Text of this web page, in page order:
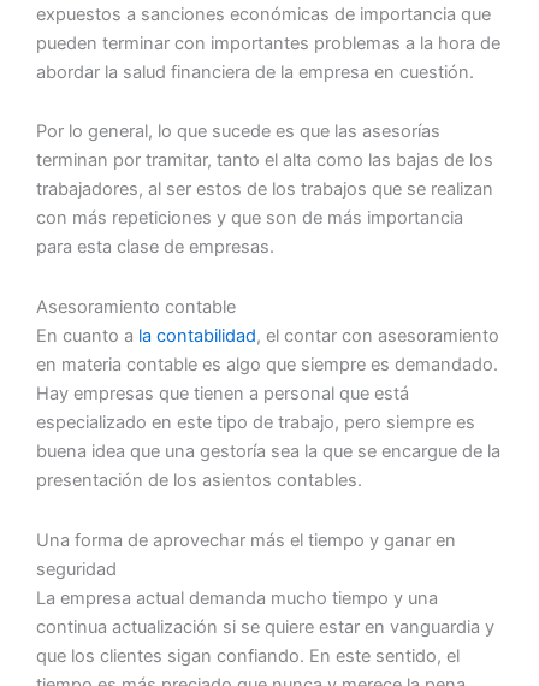
expuestos a sanciones económicas de importancia que
pueden terminar con importantes problemas a la hora de
abordar la salud financiera de la empresa en cuestión.
Por lo general, lo que sucede es que las asesorías
terminan por tramitar, tanto el alta como las bajas de los
trabajadores, al ser estos de los trabajos que se realizan
con más repeticiones y que son de más importancia
para esta clase de empresas.
Asesoramiento contable
En cuanto a la contabilidad, el contar con asesoramiento
en materia contable es algo que siempre es demandado.
Hay empresas que tienen a personal que está
especializado en este tipo de trabajo, pero siempre es
buena idea que una gestoría sea la que se encargue de la
presentación de los asientos contables.
Una forma de aprovechar más el tiempo y ganar en
seguridad
La empresa actual demanda mucho tiempo y una
continua actualización si se quiere estar en vanguardia y
que los clientes sigan confiando. En este sentido, el